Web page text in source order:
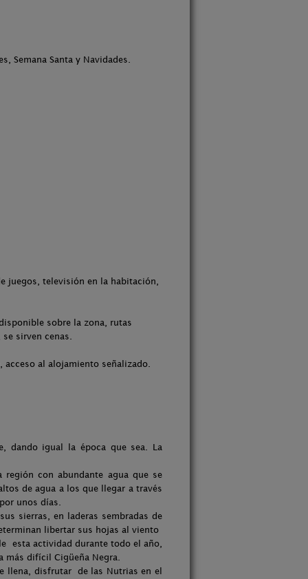
Semana Santa y Navidades.
juegos, televisión en la habitación,
sobre la zona, rutas
sirven cenas.
acceso al alojamiento señalizado.
dando igual la época que sea. La
región con abundante agua que se
de agua a los que llegar a través
unos días.
sierras, en laderas sembradas de
libertar sus hojas al viento
esta actividad durante todo el año,
más difícil Cigüeña Negra.
llena, disfrutar de las Nutrias en el